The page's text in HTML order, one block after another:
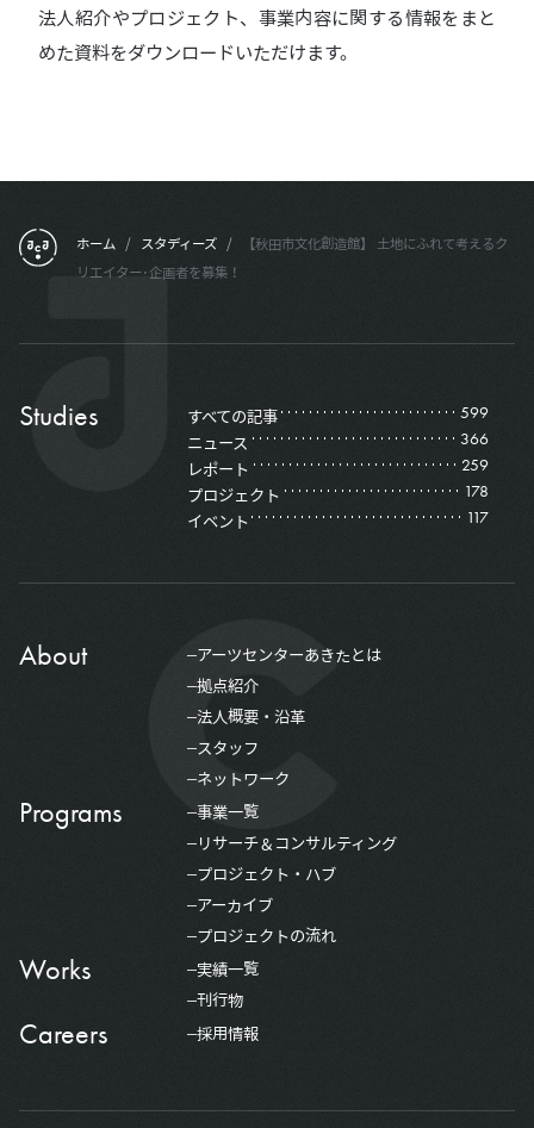
法人紹介やプロジェクト、事業内容に関する情報をまと
めた資料をダウンロードいただけます。
ホーム / スタディーズ /
【秋田市文化創造館】 土地にふれて考えるク
リエイター･企画者を募集！
Studies すべての記事 599
ニュース 366
レポート 259
プロジェクト 178
イベント 117
About
アーツセンターあきたとは
拠点紹介
法人概要・沿革
スタッフ
ネットワーク
Programs
事業一覧
リサーチ＆コンサルティング
プロジェクト・ハブ
アーカイブ
プロジェクトの流れ
Works
実績一覧
刊行物
Careers 採用情報